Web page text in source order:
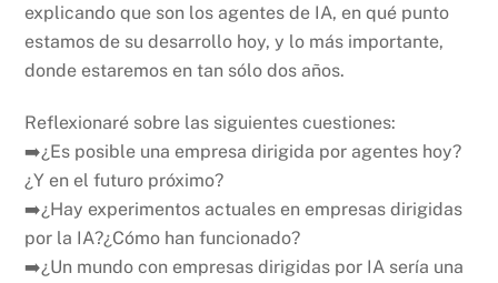
explicando que son los agentes de IA, en qué punto
estamos de su desarrollo hoy, y lo más importante,
donde estaremos en tan sólo dos años.
Reflexionaré sobre las siguientes cuestiones:
➡️¿Es posible una empresa dirigida por agentes hoy?
¿Y en el futuro próximo?
➡️¿Hay experimentos actuales en empresas dirigidas
por la IA?¿Cómo han funcionado?
➡️¿Un mundo con empresas dirigidas por IA sería una